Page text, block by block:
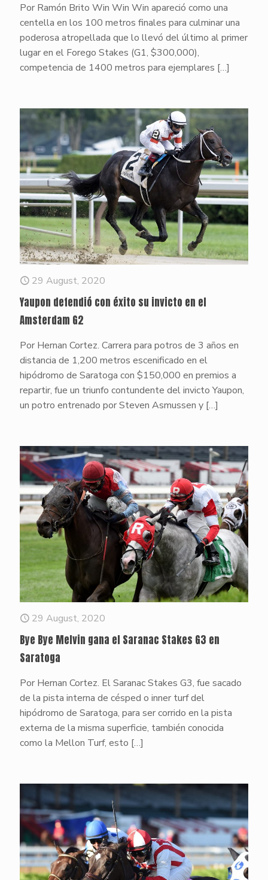
Por Ramón Brito Win Win Win apareció como una
centella en los 100 metros finales para culminar una
poderosa atropellada que lo llevó del último al primer
lugar en el Forego Stakes (G1, $300,000),
competencia de 1400 metros para ejemplares […]
29 August, 2020
Yaupon defendió con éxito su invicto en el
Amsterdam G2
Por Hernan Cortez. Carrera para potros de 3 años en
distancia de 1,200 metros escenificado en el
hipódromo de Saratoga con $150,000 en premios a
repartir, fue un triunfo contundente del invicto Yaupon,
un potro entrenado por Steven Asmussen y […]
29 August, 2020
Bye Bye Melvin gana el Saranac Stakes G3 en
Saratoga
Por Hernan Cortez. El Saranac Stakes G3, fue sacado
de la pista interna de césped o inner turf del
hipódromo de Saratoga, para ser corrido en la pista
externa de la misma superficie, también conocida
como la Mellon Turf, esto […]